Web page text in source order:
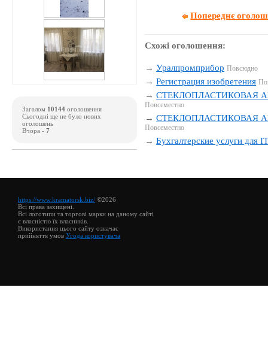
Попереднє
Схожі оголошення:
→Уралпромприбор Повсюдно
→Регистрация изобретения
→СТЕКЛОПЛАСТИКОВАЯ
Повсеместно
→СТЕКЛОПЛАСТИКОВАЯ
Повсеместно
→Бухгалтерские услуги для
Загалом 10144 оголошення
Сьогодні ще не було нових
оголошень
Вчора - 7
https://www.kramatorsk.biz/ ©2026
Всі права захищені.
Всі логотипи та торгові марки на даному сайті
є власністю їх власників.
Використання цього сайту означає
прийняття умов Угода користувача